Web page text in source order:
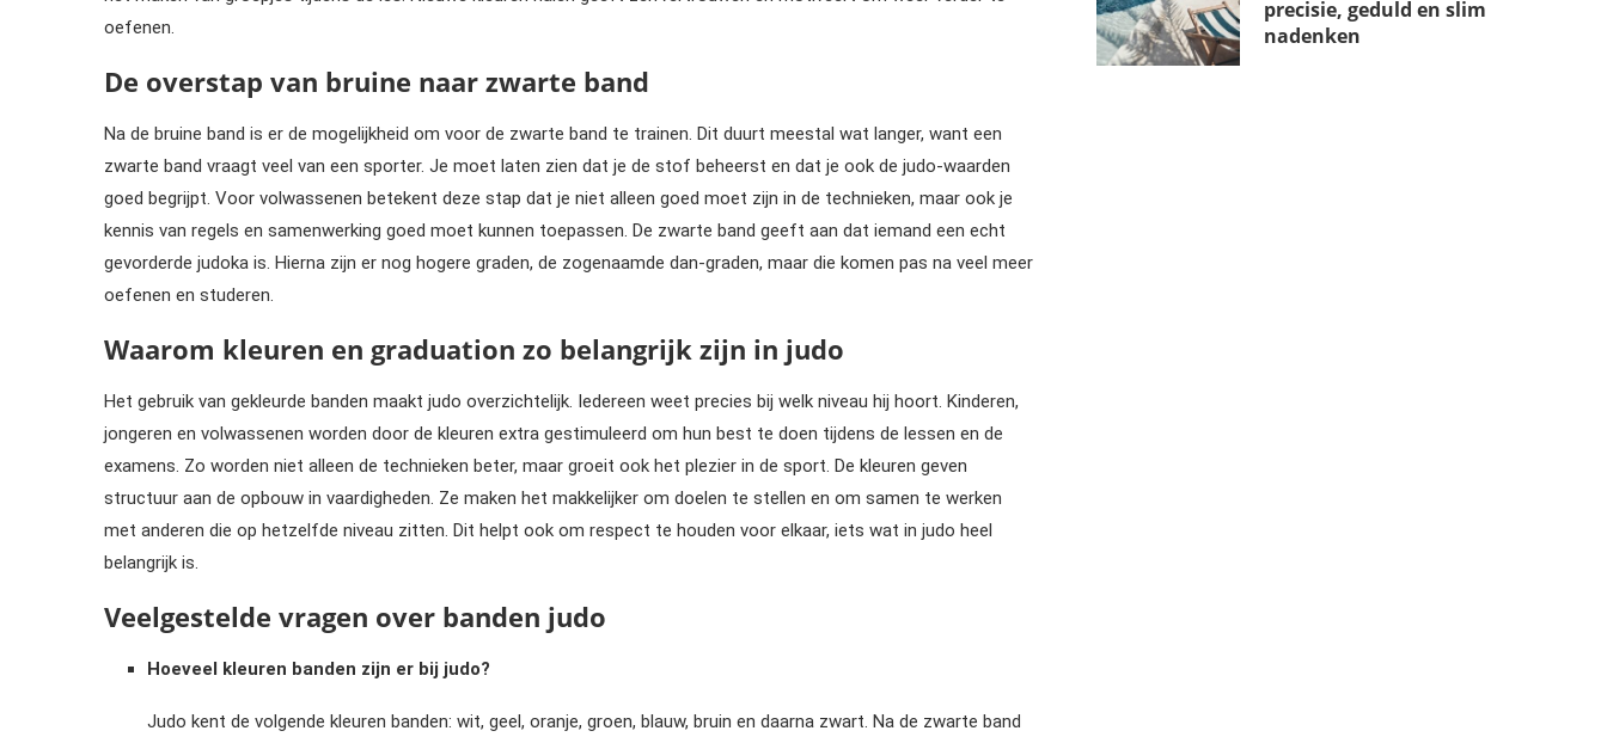
oefenen.
De overstap van bruine naar zwarte band
Na de bruine band is er de mogelijkheid om voor de zwarte band te trainen. Dit duurt meestal wat langer, want een
zwarte band vraagt veel van een sporter. Je moet laten zien dat je de stof beheerst en dat je ook de judo-waarden
goed begrijpt. Voor volwassenen betekent deze stap dat je niet alleen goed moet zijn in de technieken, maar ook je
kennis van regels en samenwerking goed moet kunnen toepassen. De zwarte band geeft aan dat iemand een echt
gevorderde judoka is. Hierna zijn er nog hogere graden, de zogenaamde dan-graden, maar die komen pas na veel meer
oefenen en studeren.
Waarom kleuren en graduation zo belangrijk zijn in judo
Het gebruik van gekleurde banden maakt judo overzichtelijk. Iedereen weet precies bij welk niveau hij hoort. Kinderen,
jongeren en volwassenen worden door de kleuren extra gestimuleerd om hun best te doen tijdens de lessen en de
examens. Zo worden niet alleen de technieken beter, maar groeit ook het plezier in de sport. De kleuren geven
structuur aan de opbouw in vaardigheden. Ze maken het makkelijker om doelen te stellen en om samen te werken
met anderen die op hetzelfde niveau zitten. Dit helpt ook om respect te houden voor elkaar, iets wat in judo heel
belangrijk is.
Veelgestelde vragen over banden judo
Hoeveel kleuren banden zijn er bij judo?
Judo kent de volgende kleuren banden: wit, geel, oranje, groen, blauw, bruin en daarna zwart. Na de zwarte band
precisie, geduld en slim
nadenken